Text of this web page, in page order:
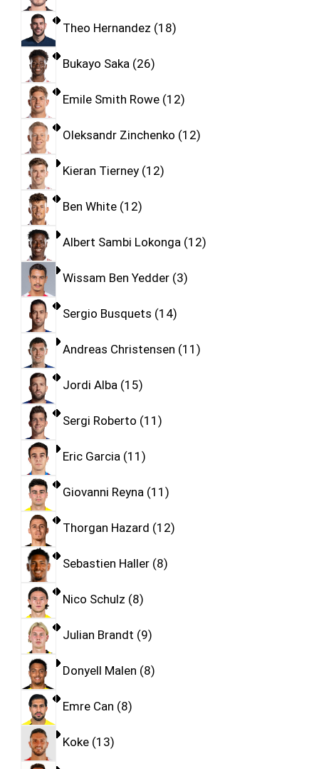
Theo Hernandez 18
Bukayo Saka 26
Emile Smith Rowe 12
Oleksandr Zinchenko 12
Kieran Tierney 12
Ben White 12
Albert Sambi Lokonga 12
Wissam Ben Yedder 3
Sergio Busquets 14
Andreas Christensen 11
Jordi Alba 15
Sergi Roberto 11
Eric Garcia 11
Giovanni Reyna 11
Thorgan Hazard 12
Sebastien Haller 8
Nico Schulz 8
Julian Brandt 9
Donyell Malen 8
Emre Can 8
Koke 13